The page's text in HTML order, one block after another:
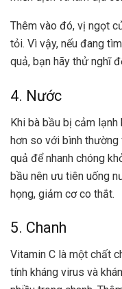
Thêm vào đó, vị ngọt
tỏi. Vì vậy, nếu đang
quả, bạn hãy thử nghĩ
4. Nước
Khi bà bầu bị cảm lạnh
hơn so với bình thường
quả để nhanh chóng
bầu nên ưu tiên uống
họng, giảm cơ co thắt.
5. Chanh
Vitamin C là một chất
tính kháng virus và